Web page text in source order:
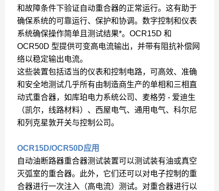
和故障条件下验证自动重合器的正常运行。这有助于
确保系统的可靠运行、保护和协调。数字控制和仪表
系统确保操作简单且测试结果*。OCR15D 和
OCR50D 型提供可变高电流输出，并带有阻抗补偿网
络以稳定输出电流。
这些装置包括适当的仪表和控制电路，可高效、准确
和安全地测试几乎所有由制造商生产的单相和三相直
动式重合器，如库珀电力系统公司、麦格劳 - 爱迪生
（凯尔，线路材料）、西屋电气、通用电气、科尔尼
和列克星敦开关与控制公司。
OCR15D/OCR50D应用
自动油断路器重合器测试装置可以测试装有油或真空
灭弧室的重合器。此外，它们还可以对电子控制的重
合器进行一次注入（高电流）测试。对重合器进行以